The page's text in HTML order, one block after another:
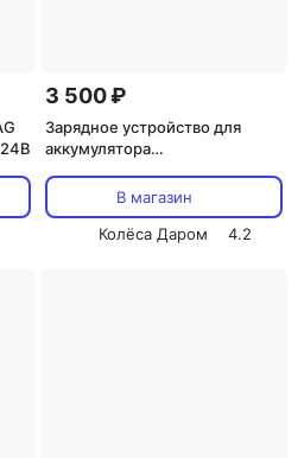
3 500 ₽
Зарядное устройство для
аккумулятора
В магазин
Колёса Даром
4.2